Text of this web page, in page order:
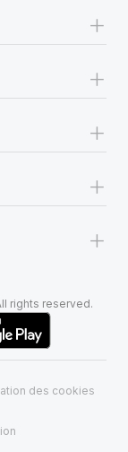
+
+
+
+
+
rights reserved.
des cookies